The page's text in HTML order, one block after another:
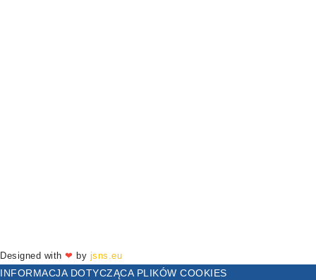
Designed with ❤ by jsns.eu
INFORMACJA DOTYCZĄCA PLIKÓW COOKIES